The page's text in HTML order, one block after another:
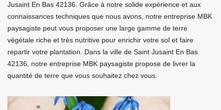
Jusaint En Bas 42136. Grâce à notre solide expérience et aux
connaissances techniques que nous avons, notre entreprise MBK
paysagiste peut vous proposer une large gamme de terre
végétale riche et très nutritive pour enrichir votre sol et faire
repartir votre plantation. Dans la ville de Saint Jusaint En Bas
42136, notre entreprise MBK paysagiste propose de livrer la
quantité de terre que vous souhaitez chez vous.